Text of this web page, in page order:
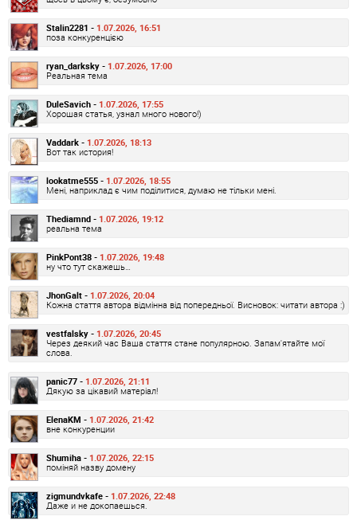
Stalin2281 - 1.07.2026, 16:51
поза конкуренцією
ryan_darksky - 1.07.2026, 17:00
Реальная тема
DuleSavich - 1.07.2026, 17:55
Хорошая статья, узнал много нового!)
Vaddark - 1.07.2026, 18:13
Вот так история!
lookatme555 - 1.07.2026, 18:55
Мені, наприклад є чим поділитися, думаю не тільки мені.
Thediamnd - 1.07.2026, 19:12
реальна тема
PinkPont38 - 1.07.2026, 19:48
ну что тут скажешь…
JhonGalt - 1.07.2026, 20:04
Кожна стаття автора відмінна від попередньої. Висновок: читати автора :)
vestfalsky - 1.07.2026, 20:45
Через деякий час Ваша стаття стане популярною. Запам'ятайте мої
слова.
panic77 - 1.07.2026, 21:11
Дякую за цікавий матеріал!
ElenaKM - 1.07.2026, 21:42
вне конкуренции
Shumiha - 1.07.2026, 22:15
поміняй назву домену
zigmundvkafe - 1.07.2026, 22:48
Даже и не докопаешься.